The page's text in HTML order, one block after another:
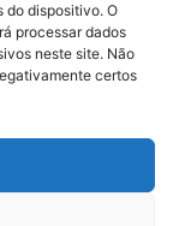
do dispositivo. O
processar dados
neste site. Não
certos
Sociais